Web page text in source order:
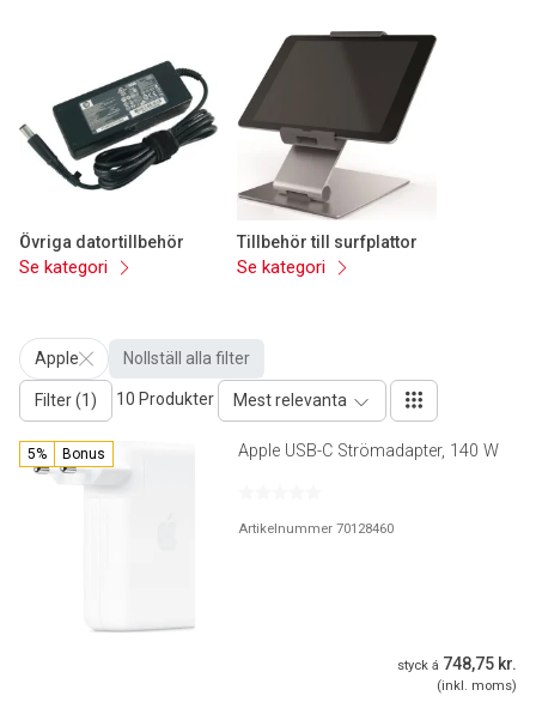
Övriga datortillbehör
Se kategori
Tillbehör till surfplattor
Se kategori
Apple Nollställ alla filter
Filter (1) 10 Produkter Mest relevanta
5% Bonus Apple USB-C Strömadapter, 140 W
Artikelnummer 70128460
styck á 748,75 kr.
(inkl. moms)